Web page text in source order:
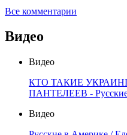
Все комментарии
Видео
Видео
КТО ТАКИЕ
ПАНТЕЛЕЕВ - Русские
Видео